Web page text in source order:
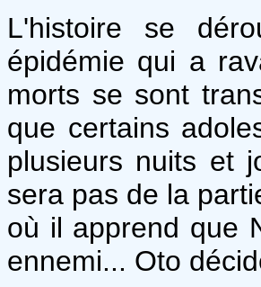
L'histoire se
épidémie qui a
morts se sont
que certains
plusieurs nuits et
sera pas de la
où il apprend que
ennemi... Oto